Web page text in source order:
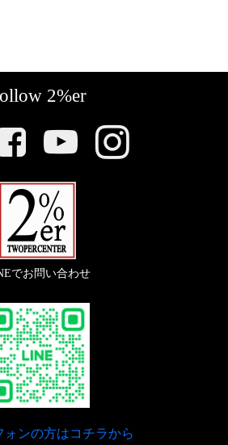
2%er
でお問い合わせ
ォンの方はコチラから